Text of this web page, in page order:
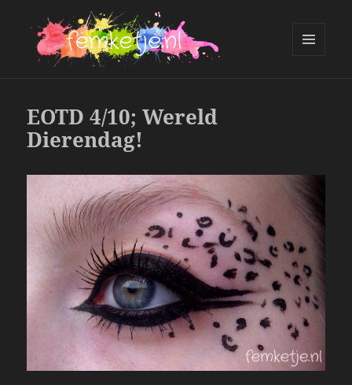
EOTD 4/10; Wereld
Dierendag!